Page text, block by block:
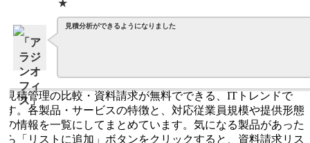
見積分析ができるようになりました
積管理の比較・資料請求が無料でできる、ITトレンドで
。各製品・サービスの特徴と、対応従業員規模や提供形態
情報を一覧にしてまとめています。気になる製品があった
「リストに追加」ボタンをクリックすると、資料請求リス